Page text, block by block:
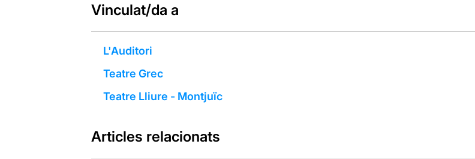
Vinculat/da a
L'Auditori
Teatre Grec
Teatre Lliure - Montjuïc
Articles relacionats